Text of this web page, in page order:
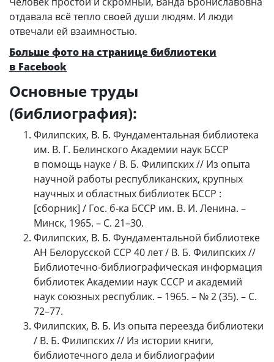
отдавала всё тепло своей души людям. И люди
отвечали ей взаимностью.
Больше фото на странице библиотеки
в Facebook
Основные труды
(библиография):
Филипских, В. Б. Фундаментальная библиотека
им. В. Г. Белинского Академии наук БССР
в помощь науке / В. Б. Филипских // Из опыта
научной работы республиканских, крупных
научных и областных библиотек БССР :
[сборник] / Гос. б‑ка БССР им. В. И. Ленина. –
Минск, 1965. – С. 21–30.
Филипских, В. Б. Фундаментальной библиотеке
АН Белорусской ССР 40 лет / В. Б. Филипских //
Библиотечно-библиографическая информация
библиотек Академии наук СССР и академий
наук союзных республик. – 1965. – № 2 (35). – С.
72–77.
Филипских, В. Б. Из опыта переезда библиотеки
/ В. Б. Филипских // Из истории книги,
библиотечного дела и библиографии